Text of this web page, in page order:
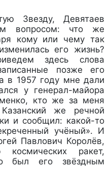
Звезду, Девятаев
вопросом: что же
кому или чему так
его жизнь?
здесь слова
позже его
в 1957 году мне дали
у генерал-майора
кто же за меня
же речной
и сообщил: какой-то
учёный». И
Павлович Королёв,
космических ракет,
был его звёздным